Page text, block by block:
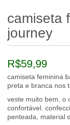
camiseta
journey
R$59,99
camiseta feminina
preta e branca nos
veste muito bem, o
confortável.
penteada, material